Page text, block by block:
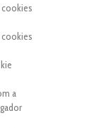
a